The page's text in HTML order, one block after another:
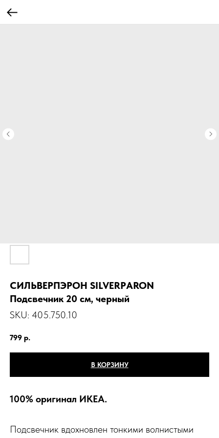
СИЛЬВЕРПЭРОН SILVERPАRON
Подсвечник 20 см, черный
SKU: 405.750.10
799 р.
В КОРЗИНУ
100% оригинал ИКЕА.
Подсвечник вдохновлен тонкими волнистыми